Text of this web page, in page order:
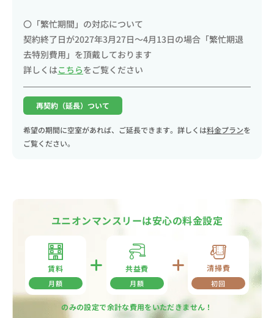
〇「繁忙期間」の対応について
契約終了日が2027年3月27日～4月13日の場合「繁忙期退
去特別費用」を頂戴しております
詳しくはこちらをご覧ください
再契約（延長）ついて
希望の期間に空室があれば、ご延長できます。詳しくは料金プランを
ご覧ください。
ユニオンマンスリーは安心の料金設定
賃料
月額
共益費
月額
清掃費
初回
のみの設定で余計な費用をいただきません！